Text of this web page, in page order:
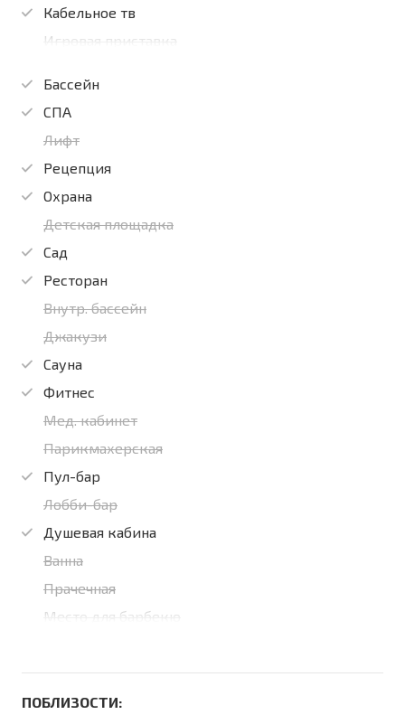
Кабельное тв
Игровая приставка
Бассейн
СПА
Лифт
Рецепция
Охрана
Детская площадка
Сад
Ресторан
Внутр. бассейн
Джакузи
Сауна
Фитнес
Мед. кабинет
Парикмахерская
Пул-бар
Лобби-бар
Душевая кабина
Ванна
Прачечная
Место для барбекю
ПОБЛИЗОСТИ: